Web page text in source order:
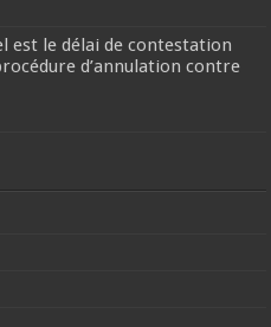
est le délai de contestation
d’annulation contre